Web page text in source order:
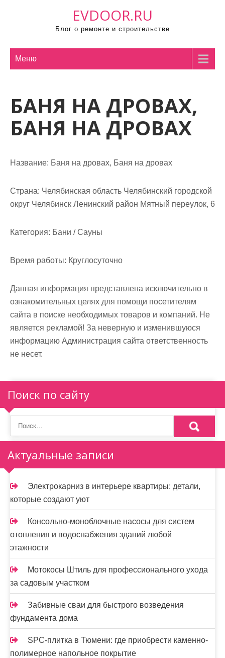
EVDOOR.RU
Блог о ремонте и строительстве
Меню
БАНЯ НА ДРОВАХ,
БАНЯ НА ДРОВАХ
Название: Баня на дровах, Баня на дровах
Страна: Челябинская область Челябинский городской
округ Челябинск Ленинский район Мятный переулок, 6
Категория: Бани / Сауны
Время работы: Круглосуточно
Данная информация представлена исключительно в
ознакомительных целях для помощи посетителям
сайта в поиске необходимых товаров и компаний. Не
является рекламой! За неверную и изменившуюся
информацию Администрация сайта ответственность
не несет.
Поиск по сайту
Актуальные записи
Электрокарниз в интерьере квартиры: детали,
которые создают уют
Консольно-моноблочные насосы для систем
отопления и водоснабжения зданий любой
этажности
Мотокосы Штиль для профессионального ухода
за садовым участком
Забивные сваи для быстрого возведения
фундамента дома
SPC-плитка в Тюмени: где приобрести каменно-
полимерное напольное покрытие